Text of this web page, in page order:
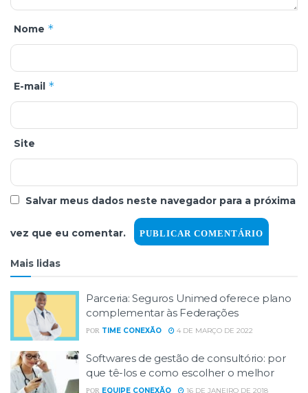
Nome *
E-mail *
Site
Salvar meus dados neste navegador para a próxima
vez que eu comentar.
Mais lidas
Parceria: Seguros Unimed oferece plano
complementar às Federações
POR TIME CONEXÃO 4 DE MARÇO DE 2022
Softwares de gestão de consultório: por
que tê-los e como escolher o melhor
POR EQUIPE CONEXÃO 16 DE JANEIRO DE 2018